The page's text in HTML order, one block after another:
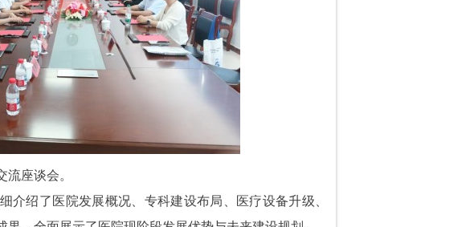
座谈会。
介绍了医院发展概况、专科建设布局、医疗设备升级、